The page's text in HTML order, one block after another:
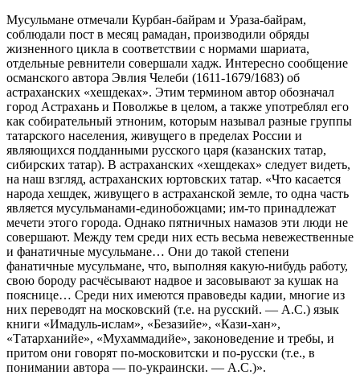
Мусульмане отмечали Курбан-байрам и Ураза-байрам,
соблюдали пост в месяц рамадан, производили обряды
жизненного цикла в соответствии с нормами шариата,
отдельные ревнители совершали хадж. Интересно сообщение
османского автора Эвлия Челеби (1611-1679/1683) об
астраханских «хешдеках». Этим термином автор обозначал
город Астрахань и Поволжье в целом, а также употреблял его
как собирательный этноним, которым называл разные группы
татарского населения, живущего в пределах России и
являющихся подданными русского царя (казанских татар,
сибирских татар). В астраханских «хешдеках» следует видеть,
на наш взгляд, астраханских юртовских татар. «Что касается
народа хешдек, живущего в астраханской земле, то одна часть
является мусульманами-единобожцами; им-то принадлежат
мечети этого города. Однако пятничных намазов эти люди не
совершают. Между тем среди них есть весьма невежественные
и фанатичные мусульмане… Они до такой степени
фанатичные мусульмане, что, выполняя какую-нибудь работу,
свою бороду расчёсывают надвое и засовывают за кушак на
пояснице… Среди них имеются правоведы кадии, многие из
них переводят на московский (т.е. на русский. — А.С.) язык
книги «Имадуль-ислам», «Безазийе», «Кази-хан»,
«Татарханийе», «Мухаммадийе», законоведение и требы, и
притом они говорят по-московитски и по-русски (т.е., в
понимании автора — по-украински. — А.С.)».